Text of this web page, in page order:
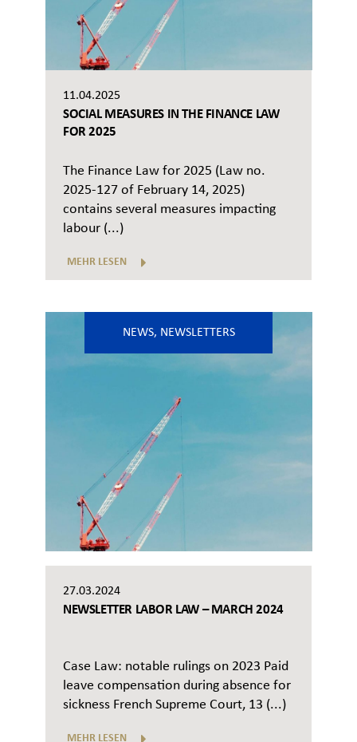
11.04.2025
SOCIAL MEASURES IN THE FINANCE LAW
FOR 2025
The Finance Law for 2025 (Law no.
2025-127 of February 14, 2025)
contains several measures impacting
labour (...)
MEHR LESEN
NEWS, NEWSLETTERS
27.03.2024
NEWSLETTER LABOR LAW – MARCH 2024
Case Law: notable rulings on 2023 Paid
leave compensation during absence for
sickness French Supreme Court, 13 (...)
MEHR LESEN